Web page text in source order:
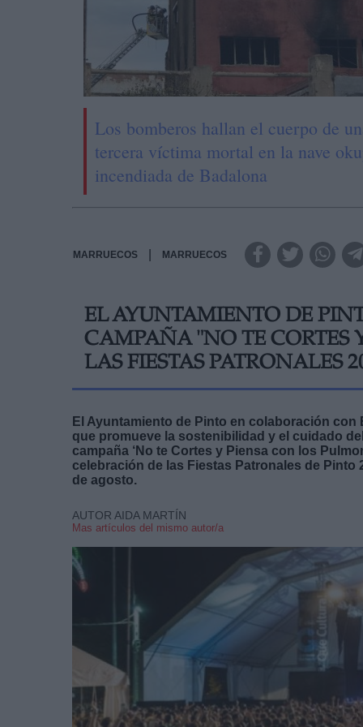
Los bomberos hallan el cuerpo de
tercera víctima mortal en la nave
incendiada de Badalona
MARRUECOS MARRUECOS
EL AYUNTAMIENTO DE
CAMPAÑA "NO TE CORTES
LAS FIESTAS PATRONALES
El Ayuntamiento de Pinto en colaboración
que promueve la sostenibilidad y el cuidado
campaña ‘No te Cortes y Piensa con los
celebración de las Fiestas Patronales de Pinto
de agosto.
AUTOR AIDA MARTÍN
Mas artículos del mismo autor/a